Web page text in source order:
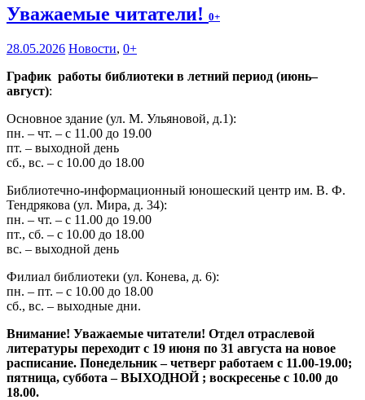
Уважаемые читатели! 0+
28.05.2026 Новости, 0+
График работы библиотеки в летний период (июнь–
август):
Основное здание (ул. М. Ульяновой, д.1):
пн. – чт. – с 11.00 до 19.00
пт. – выходной день
сб., вс. – с 10.00 до 18.00
Библиотечно-информационный юношеский центр им. В. Ф.
Тендрякова (ул. Мира, д. 34):
пн. – чт. – с 11.00 до 19.00
пт., сб. – с 10.00 до 18.00
вс. – выходной день
Филиал библиотеки (ул. Конева, д. 6):
пн. – пт. – с 10.00 до 18.00
сб., вс. – выходные дни.
Внимание! Уважаемые читатели! Отдел отраслевой
литературы переходит с 19 июня по 31 августа на новое
расписание. Понедельник – четверг работаем с 11.00-19.00;
пятница, суббота – ВЫХОДНОЙ ; воскресенье с 10.00 до
18.00.